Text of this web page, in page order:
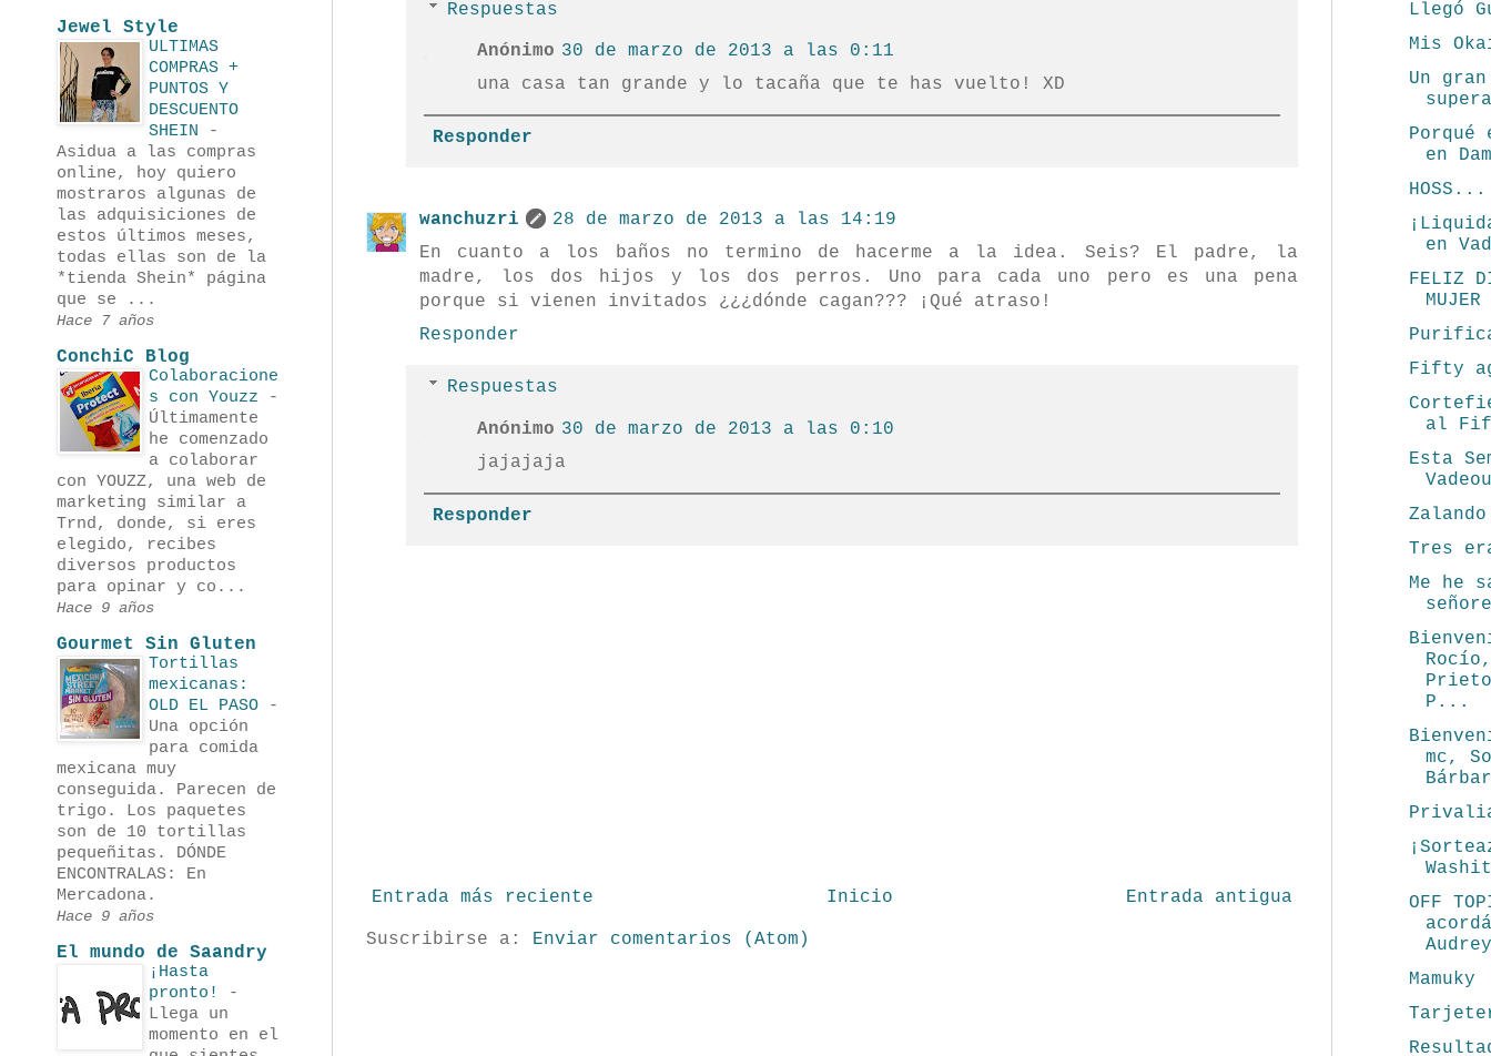
Respuestas
Anónimo 30 de marzo de 2013 a las 0:11
una casa tan grande y lo tacaña que te has vuelto! XD
Responder
wanchuzri
28 de marzo de 2013 a las 14:19
En cuanto a los baños no termino de hacerme a la idea. Seis? El padre, la
madre, los dos hijos y los dos perros. Uno para cada uno pero es una pena
porque si vienen invitados ¿¿¿dónde cagan??? ¡Qué atraso!
Responder
Respuestas
Anónimo 30 de marzo de 2013 a las 0:10
jajajaja
Responder
Entrada más reciente Entrada antigua
Inicio
Suscribirse a: Enviar comentarios (Atom)
Jewel Style
ULTIMAS
COMPRAS +
PUNTOS Y
DESCUENTO
SHEIN
-
Asidua a las compras
online, hoy quiero
mostraros algunas de
las adquisiciones de
estos últimos meses,
todas ellas son de la
*tienda Shein* página
que se ...
Hace 7 años
ConchiC Blog
Colaboracione
s con Youzz
-
Últimamente
he comenzado
a colaborar
con YOUZZ, una web de
marketing similar a
Trnd, donde, si eres
elegido, recibes
diversos productos
para opinar y co...
Hace 9 años
Gourmet Sin Gluten
Tortillas
mexicanas:
OLD EL PASO
-
Una opción
para comida
mexicana muy
conseguida. Parecen de
trigo. Los paquetes
son de 10 tortillas
pequeñitas. DÓNDE
ENCONTRALAS: En
Mercadona.
Hace 9 años
El mundo de Saandry
¡Hasta
pronto!
-
Llega un
momento en el
Llegó
Mis
Un
en
en
FELIZ
MUJER
Fifty
al
Esta
Zalando
Tres
Me he
P...
mc,
OFF
Mamuky